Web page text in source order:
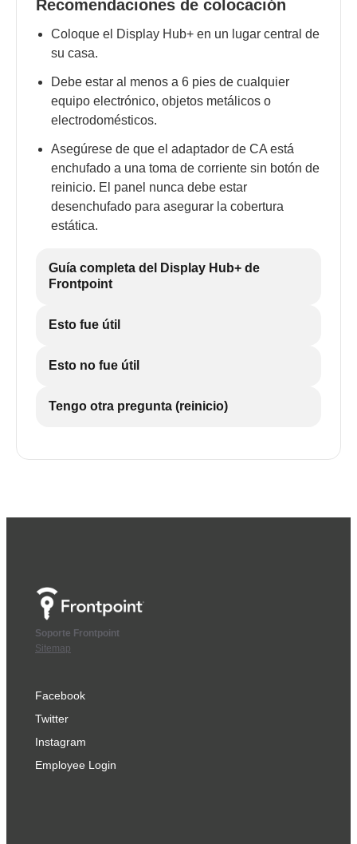
Recomendaciones de colocación
Coloque el Display Hub+ en un lugar central de
su casa.
Debe estar al menos a 6 pies de cualquier
equipo electrónico, objetos metálicos o
electrodomésticos.
Asegúrese de que el adaptador de CA está
enchufado a una toma de corriente sin botón de
reinicio. El panel nunca debe estar
desenchufado para asegurar la cobertura
estática.
Guía completa del Display Hub+ de
Frontpoint
Esto fue útil
Esto no fue útil
Tengo otra pregunta (reinicio)
Soporte Frontpoint
Sitemap
Facebook
Twitter
Instagram
Employee Login